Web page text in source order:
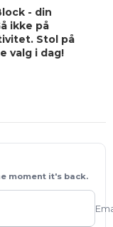
- din
ikke på
Stol på
valg i dag!
moment it's back.